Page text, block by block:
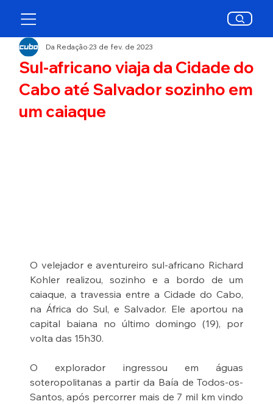
Sul-africano viaja da Cidade do
Cabo até Salvador sozinho em
um caiaque
Da Redação23 de fev. de 2023
O velejador e aventureiro sul-africano Richard
Kohler realizou, sozinho e a bordo de um
caiaque, a travessia entre a Cidade do Cabo,
na África do Sul, e Salvador. Ele aportou na
capital baiana no último domingo (19), por
volta das 15h30.
O explorador ingressou em águas
soteropolitanas a partir da Baía de Todos-os-
Santos, após percorrer mais de 7 mil km vindo